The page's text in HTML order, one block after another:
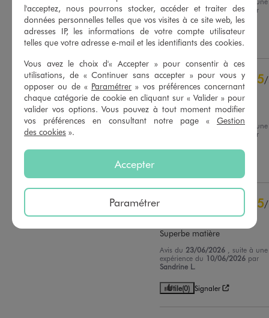
Basé sur16 avis soumis à un
contrôle
Voir tous les avis sur ce site
étoiles
3étoiles
0
2étoiles
0
1étoile 0
Trier les avis
expérience du16/07/2026
par
Anastasia A.
Utile(0) Signaler
5/
Avis vérifié et récompensé
Tres douillet
Avis du03/07/2026 , suite à une
par
5/
Avis vérifié et récompensé
Superbe matière
Avis du 23/06/2026
, suite à une
expérience du 10/06/2026 par
Sandrine L.
Utile(0) Signaler
l'acceptez, nous pourrons stocker, accéder et traiter des
données personnelles telles que vos visites à ce site web, les
adresses IP, les informations de votre compte utilisateur
telles que votre adresse e-mail et les identifiants des cookies.
Vous avez le choix d'« Accepter » pour consentir à ces
utilisations, de « Continuer sans accepter » pour vous y
opposer ou de « Paramétrer » vos préférences concernant
chaque catégorie de cookie en cliquant sur « Valider » pour
valider vos options. Vous pouvez à tout moment modifier
vos préférences en consultant notre page « Gestion
des cookies ».
Accepter
Paramétrer